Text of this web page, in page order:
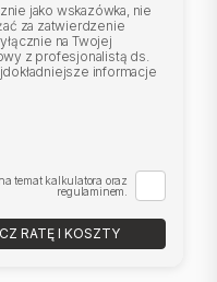
jako wskazówka, nie
za zatwierdzenie
na Twojej
z profesjonalistą ds.
informacje
temat kalkulatora oraz
regulaminem.
RATĘ I KOSZTY